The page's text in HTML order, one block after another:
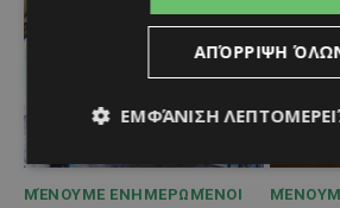
ΜΈΝΟΥΜΕ ΕΝΗΜΕΡΩΜΈΝΟΙ
ΑΠΌΡΡΙΨΗ
ΕΜΦΆΝΙΣΗ